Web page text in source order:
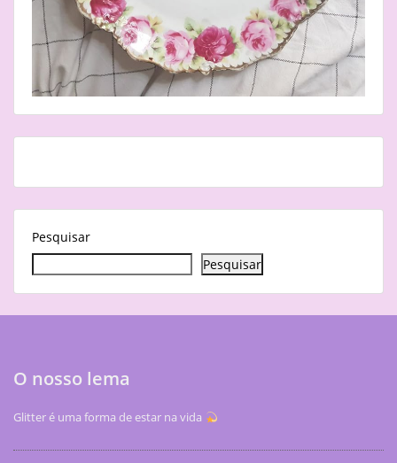
Pesquisar
Pesquisar
O nosso lema
Glitter é uma forma de estar na vida